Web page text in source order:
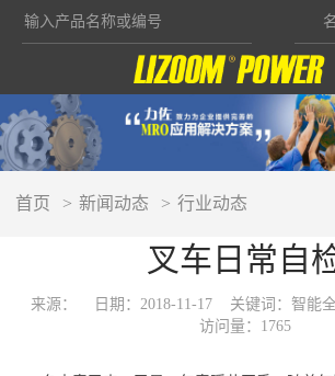
首页 新闻动态 行业动态
叉车日常自
来源： 日期：2018-11-17
关键词：智能
访问量：1765